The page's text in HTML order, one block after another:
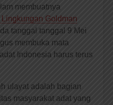
membuatnya
Goldman
tanggal tanggal 9 Mei
membuka mata
Indonesia harus terus
ulayat adalah bagian
masyarakat adat yang